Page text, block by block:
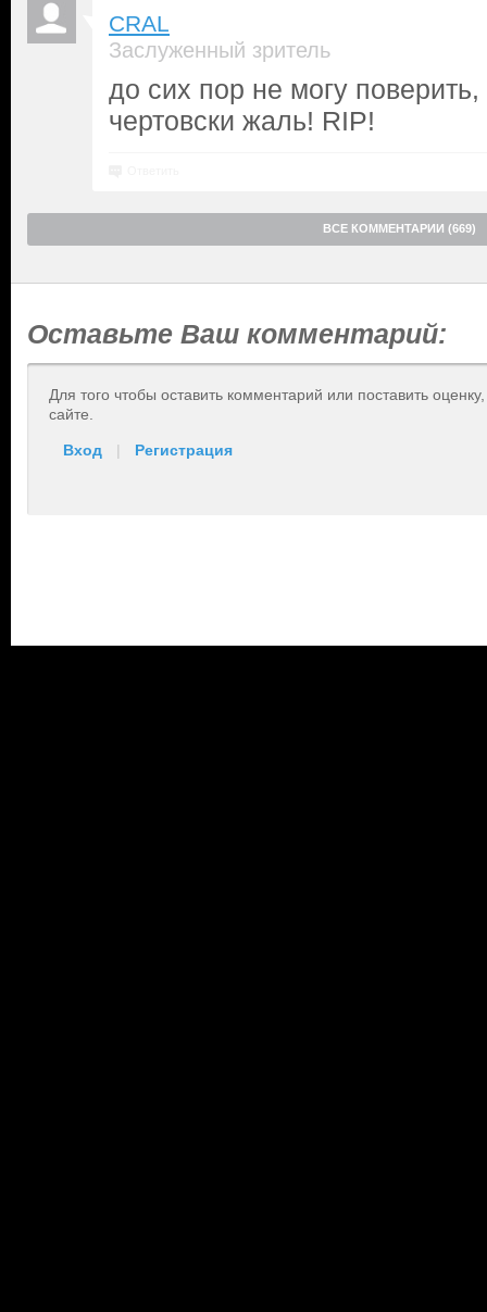
CRAL
Заслуженный зритель
до сих пор не могу
чертовски жаль! RIP!
ВСЕ КОММЕНТАРИИ (669)
Оставьте Ваш комментарий:
Для того чтобы оставить комментарий или поставить
сайте.
Вход | Регистрация